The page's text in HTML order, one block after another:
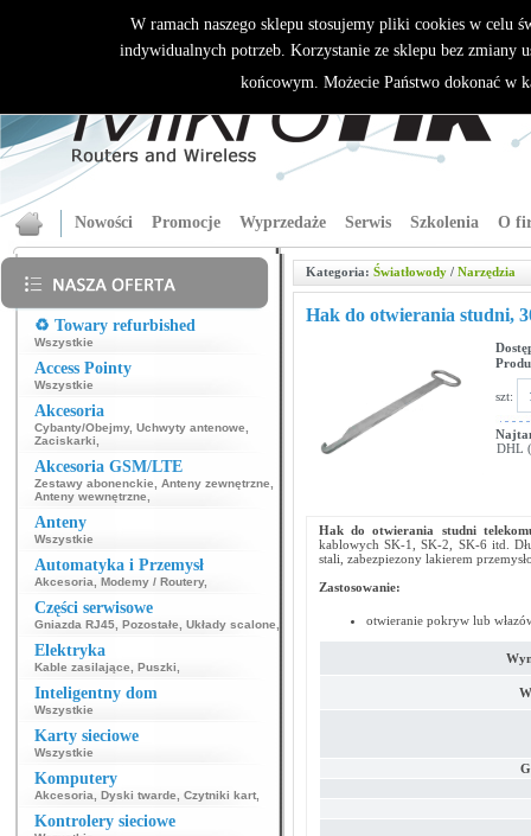
Nowości Promocje Wyprzedaże Serwis Szkolenia O
♻️ Towary refurbished
Wszystkie
Access Pointy
Wszystkie
Akcesoria
Cybanty/Obejmy, Uchwyty antenowe
Zaciskarki
Akcesoria GSM/LTE
Zestawy abonenckie Anteny zewnętrzne
Anteny wewnętrzne
Anteny
Wszystkie
Automatyka i Przemysł
Akcesoria Modemy / Routery,
Części serwisowe
Gniazda RJ45 Pozostałe Układy scalone
Elektryka
Kable zasilające Puszki
Inteligentny dom
Wszystkie
Karty sieciowe
Wszystkie
Komputery
Akcesoria Dyski twarde Czytniki kart
Kontrolery sieciowe
Kategoria: Światłowody/ Narzędzia
Hak do otwierania studni,
szt:
DHL
Hak do otwierania studni
kablowych SK-1, SK-2, SK-6 itd.
stali, zabezpiezony lakierem
Zastosowanie:
otwieranie pokryw lub
W ramach naszego sklepu stosujemy pliki cookies w celu
indywidualnych potrzeb. Korzystanie ze sklepu bez zmiany
końcowym. Możecie Państwo dokonać w